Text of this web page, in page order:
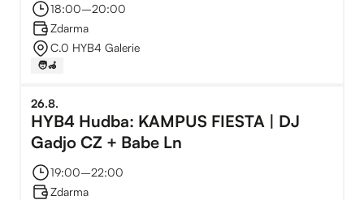
18:00–⁠20:00
Zdarma
C.0 HYB4 Galerie
🧑‍🦽
26.8.
HYB4 Hudba: KAMPUS FIESTA | DJ
Gadjo CZ + Babe Ln
19:00–⁠22:00
Zdarma